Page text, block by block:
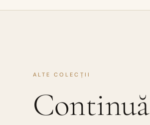
ALTE COLECȚII
Continuă